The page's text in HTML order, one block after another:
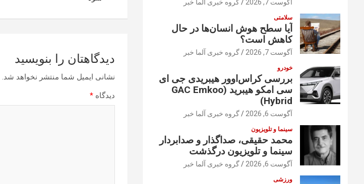
دیدگاهتان را بنویسید
نشانی ایمیل شما منتشر نخواهد شد.
دیدگاه *
آگوست 7, 2026 گروه خبری آلما خبر
سلامتی
آیا سطح هوش انسان‌ها در حال
کاهش است؟
آگوست 7, 2026 گروه خبری آلما خبر
خودرو
بررسی کراس‌اوور هیبریدی جی ای
سی امکو هیبرید (GAC Emkoo
Hybrid)
آگوست 6, 2026 گروه خبری آلما خبر
سینما و تلویزیون
محمد حقیقی، صداگذار و صدابردار
سینما و تلویزیون درگذشت
آگوست 6, 2026 گروه خبری آلما خبر
ورزشی